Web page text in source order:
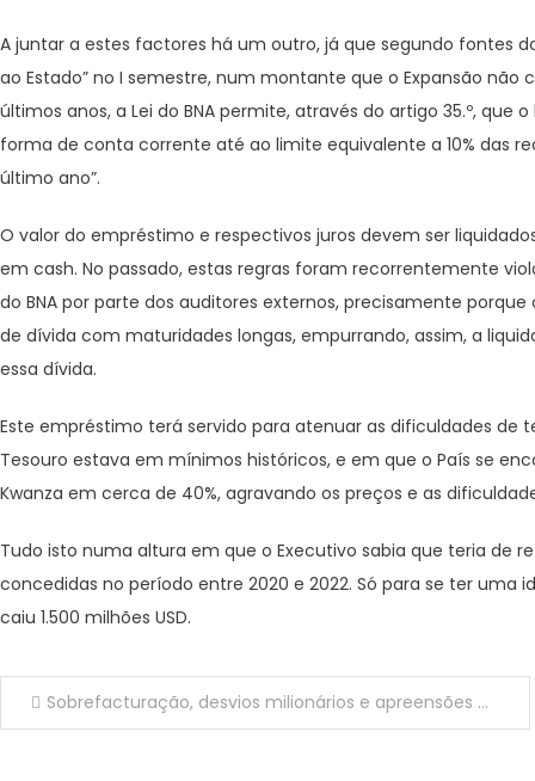
A juntar a estes factores há um outro, já que segundo fontes
ao Estado” no I semestre, num montante que o Expansão
últimos anos, a Lei do BNA permite, através do artigo 35.º,
forma de conta corrente até ao limite equivalente a 10% das
último ano”.
O valor do empréstimo e respectivos juros devem ser
em cash. No passado, estas regras foram recorrentemente
do BNA por parte dos auditores externos, precisamente
de dívida com maturidades longas, empurrando, assim, a
essa dívida.
Este empréstimo terá servido para atenuar as dificuldades de
Tesouro estava em mínimos históricos, e em que o País se
Kwanza em cerca de 40%, agravando os preços e as
Tudo isto numa altura em que o Executivo sabia que teria de
concedidas no período entre 2020 e 2022. Só para se ter uma
caiu 1.500 milhões USD.
Navegação
Sobrefacturação, desvios milionários e apreensões na ‘rota’ do CFB